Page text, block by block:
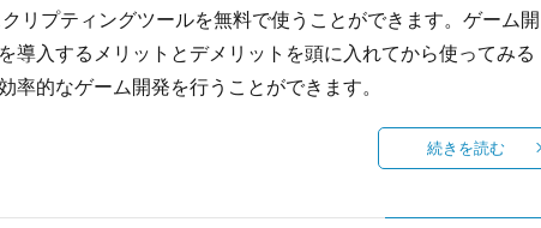
リプティングツールを無料で使うことができます。ゲーム開
導入するメリットとデメリットを頭に入れてから使ってみる
率的なゲーム開発を行うことができます。
続きを読む